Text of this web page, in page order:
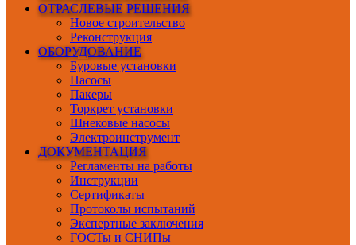
ОТРАСЛЕВЫЕ РЕШЕНИЯ
Новое строительство
Реконструкция
ОБОРУДОВАНИЕ
Буровые установки
Насосы
Пакеры
Торкрет установки
Шнековые насосы
Электроинструмент
ДОКУМЕНТАЦИЯ
Регламенты на работы
Инструкции
Сертификаты
Протоколы испытаний
Экспертные заключения
ГОСТы и СНИПы